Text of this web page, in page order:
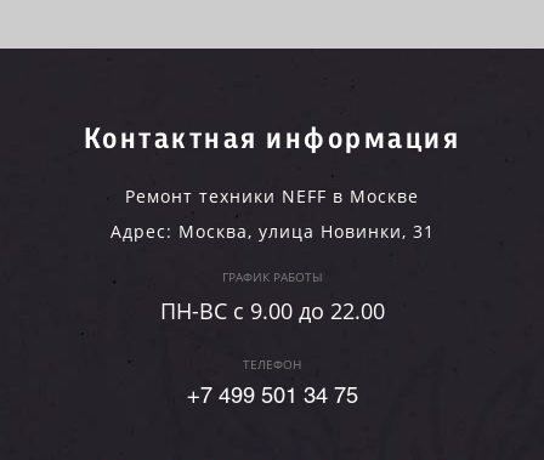
Контактная информация
Ремонт техники NEFF в Москве
Адрес: Москва, улица Новинки, 31
ГРАФИК РАБОТЫ
ПН-ВC c 9.00 до 22.00
ТЕЛЕФОН
+7 499 501 34 75